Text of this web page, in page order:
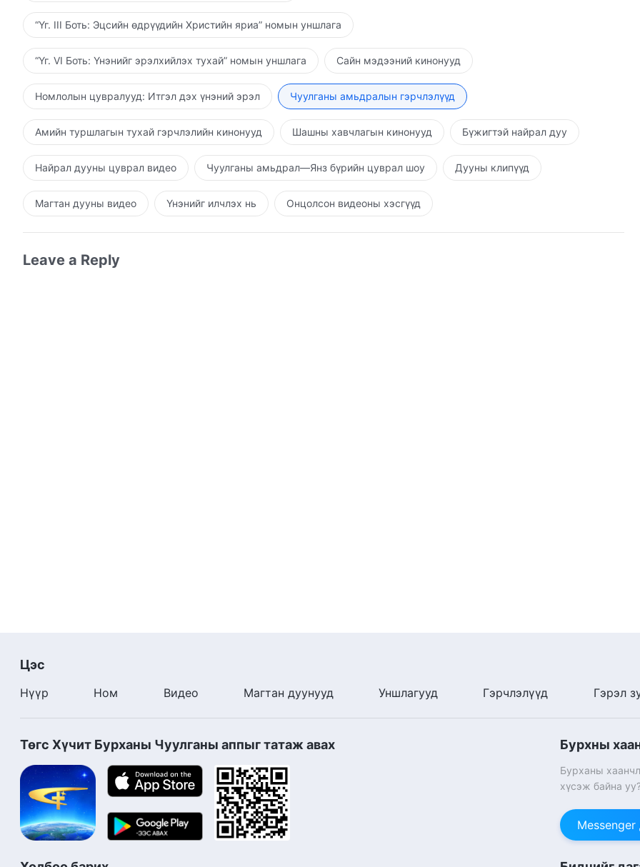
“Үг. III Боть: Эцсийн өдрүүдийн Христийн яриа” номын уншлага
“Үг. VI Боть: Үнэнийг эрэлхийлэх тухай” номын уншлага Сайн мэдээний кинонууд
Номлолын цувралууд: Итгэл дэх үнэний эрэл Чуулганы амьдралын гэрчлэлүүд
Амийн туршлагын тухай гэрчлэлийн кинонууд Шашны хавчлагын кинонууд Бүжигтэй найрал дуу
Найрал дууны цуврал видео Чуулганы амьдрал—Янз бүрийн цуврал шоу Дууны клипүүд
Магтан дууны видео Үнэнийг илчлэх нь Онцолсон видеоны хэсгүүд
Leave a Reply
Цэс
Нүүр Ном Видео Магтан дуунууд Уншлагууд Гэрчлэлүүд Гэрэл
Төгс Хүчит Бурханы Чуулганы аппыг татаж авах Бурхны
Бурханы
хүсэж байна